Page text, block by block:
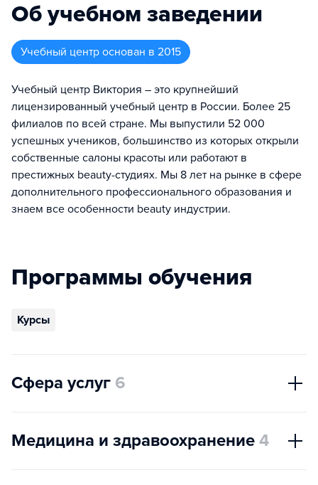
Об учебном заведении
Учебный центр основан в 2015
Учебный центр Виктория – это крупнейший
лицензированный учебный центр в России. Более 25
филиалов по всей стране. Мы выпустили 52 000
успешных учеников, большинство из которых открыли
собственные салоны красоты или работают в
престижных beauty-студиях. Мы 8 лет на рынке в сфере
дополнительного профессионального образования и
знаем все особенности beauty индустрии.
Программы обучения
Курсы
Сфера услуг 6
Медицина и здравоохранение 4